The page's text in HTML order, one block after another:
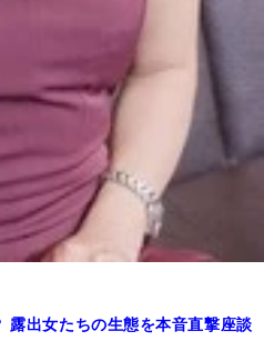
露出女たちの生態を本音直撃座談